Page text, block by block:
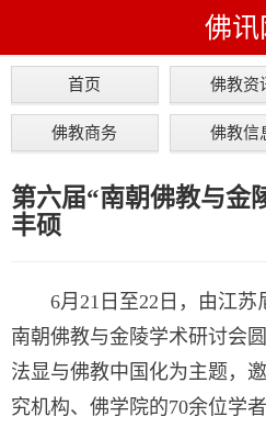
佛讯
首页 佛教资
佛教商务 佛教信
第六届“南朝佛教与金
丰硕
6月21日至22日，由江
南朝佛教与金陵学术研讨会
法显与佛教中国化为主题，
究机构、佛学院的70余位学